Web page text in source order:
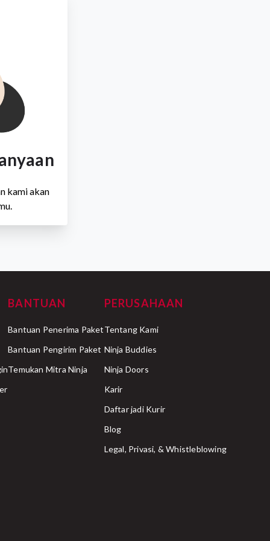
kami akan
BANTUAN
Bantuan Penerima Paket
Bantuan Pengirim Paket
Temukan Mitra Ninja
PERUSAHAAN
Tentang Kami
Ninja Buddies
Ninja Doors
Karir
Daftar jadi Kurir
Blog
Legal, Privasi, & Whistleblowing